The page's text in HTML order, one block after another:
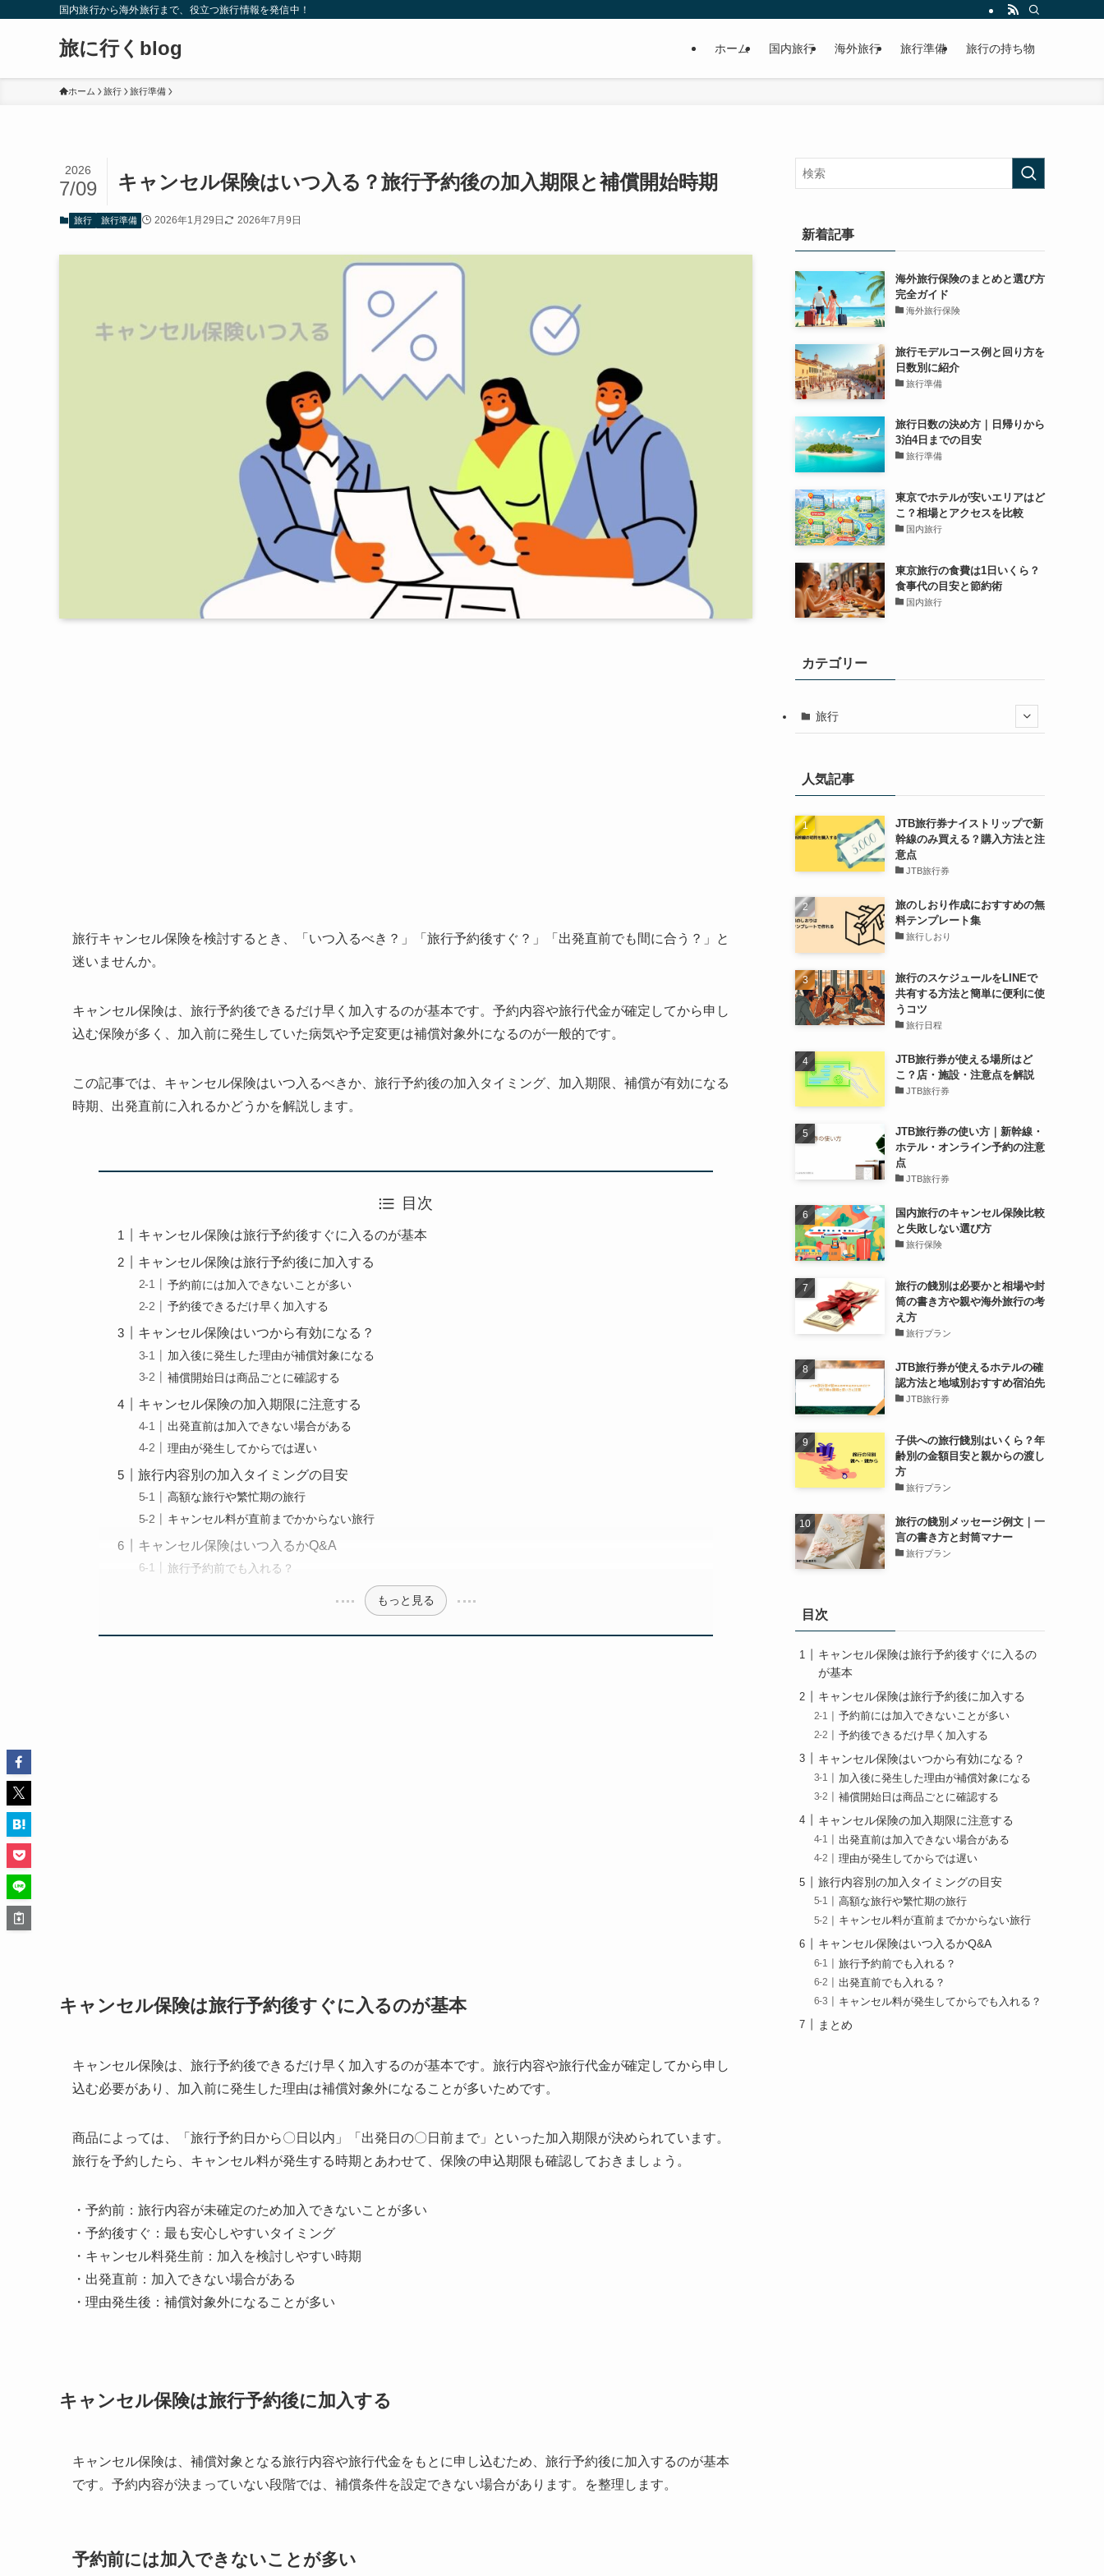
国内旅行から海外旅行まで、役立つ旅行情報を発信中！
旅に行くblog ホーム 国内旅行 海外旅行 旅行準備 旅行の持ち物
ホーム 旅行 旅行準備
キャンセル保険はいつ入る？旅行予約後の加入期限と補償開始時期
2026
7/09
旅行 旅行準備 2026年1月29日 2026年7月9日
旅行キャンセル保険を検討するとき、「いつ入るべき？」「旅行予約後すぐ？」「出発直前でも間に合う？」と
迷いませんか。
キャンセル保険は、旅行予約後できるだけ早く加入するのが基本です。予約内容や旅行代金が確定してから申し
込む保険が多く、加入前に発生していた病気や予定変更は補償対象外になるのが一般的です。
この記事では、キャンセル保険はいつ入るべきか、旅行予約後の加入タイミング、加入期限、補償が有効になる
時期、出発直前に入れるかどうかを解説します。
目次
キャンセル保険は旅行予約後すぐに入るのが基本
キャンセル保険は旅行予約後に加入する
予約前には加入できないことが多い
予約後できるだけ早く加入する
キャンセル保険はいつから有効になる？
加入後に発生した理由が補償対象になる
補償開始日は商品ごとに確認する
キャンセル保険の加入期限に注意する
出発直前は加入できない場合がある
理由が発生してからでは遅い
旅行内容別の加入タイミングの目安
高額な旅行や繁忙期の旅行
キャンセル料が直前までかからない旅行
キャンセル保険はいつ入るかQ&A
旅行予約前でも入れる？
もっと見る
キャンセル保険は旅行予約後すぐに入るのが基本
キャンセル保険は、旅行予約後できるだけ早く加入するのが基本です。旅行内容や旅行代金が確定してから申し
込む必要があり、加入前に発生した理由は補償対象外になることが多いためです。
商品によっては、「旅行予約日から〇日以内」「出発日の〇日前まで」といった加入期限が決められています。
旅行を予約したら、キャンセル料が発生する時期とあわせて、保険の申込期限も確認しておきましょう。
・予約前：旅行内容が未確定のため加入できないことが多い
・予約後すぐ：最も安心しやすいタイミング
・キャンセル料発生前：加入を検討しやすい時期
・出発直前：加入できない場合がある
・理由発生後：補償対象外になることが多い
キャンセル保険は旅行予約後に加入する
キャンセル保険は、補償対象となる旅行内容や旅行代金をもとに申し込むため、旅行予約後に加入するのが基本
です。予約内容が決まっていない段階では、補償条件を設定できない場合があります。を整理します。
予約前には加入できないことが多い
新着記事
海外旅行保険のまとめと選び方
完全ガイド
海外旅行保険
旅行モデルコース例と回り方を
日数別に紹介
旅行準備
旅行日数の決め方｜日帰りから
3泊4日までの目安
旅行準備
東京でホテルが安いエリアはど
こ？相場とアクセスを比較
国内旅行
東京旅行の食費は1日いくら？
食事代の目安と節約術
国内旅行
カテゴリー
旅行
人気記事
JTB旅行券ナイストリップで新
幹線のみ買える？購入方法と注
意点
JTB旅行券
旅のしおり作成におすすめの無
料テンプレート集
旅行しおり
旅行のスケジュールをLINEで
共有する方法と簡単に便利に使
うコツ
旅行日程
JTB旅行券が使える場所はど
こ？店・施設・注意点を解説
JTB旅行券
JTB旅行券の使い方｜新幹線・
ホテル・オンライン予約の注意
点
JTB旅行券
国内旅行のキャンセル保険比較
と失敗しない選び方
旅行保険
旅行の餞別は必要かと相場や封
筒の書き方や親や海外旅行の考
え方
旅行プラン
JTB旅行券が使えるホテルの確
認方法と地域別おすすめ宿泊先
JTB旅行券
子供への旅行餞別はいくら？年
齢別の金額目安と親からの渡し
方
旅行プラン
旅行の餞別メッセージ例文｜一
言の書き方と封筒マナー
旅行プラン
目次
キャンセル保険は旅行予約後すぐに入るの
が基本
キャンセル保険は旅行予約後に加入する
予約前には加入できないことが多い
予約後できるだけ早く加入する
キャンセル保険はいつから有効になる？
加入後に発生した理由が補償対象になる
補償開始日は商品ごとに確認する
キャンセル保険の加入期限に注意する
出発直前は加入できない場合がある
理由が発生してからでは遅い
旅行内容別の加入タイミングの目安
高額な旅行や繁忙期の旅行
キャンセル料が直前までかからない旅行
キャンセル保険はいつ入るかQ&A
旅行予約前でも入れる？
出発直前でも入れる？
キャンセル料が発生してからでも入れる？
まとめ